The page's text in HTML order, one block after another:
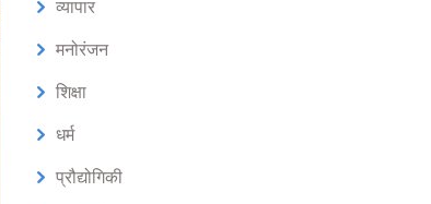
व्यापार
मनोरंजन
शिक्षा
धर्म
प्रौद्योगिकी